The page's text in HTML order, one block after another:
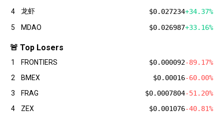
4
龙虾 $0.027234+34.37%
5
MDAO $0.026987+33.16%
🚨 Top Losers
1 FRONTIERS $0.000092-89.17%
2
BMEX $0.00016-60.00%
3
FRAG $0.0007804-51.20%
4
ZEX $0.001076-40.81%